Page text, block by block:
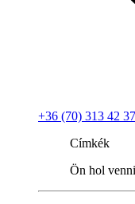
+36 (70) 313 42 37
Címkék
Ön hol